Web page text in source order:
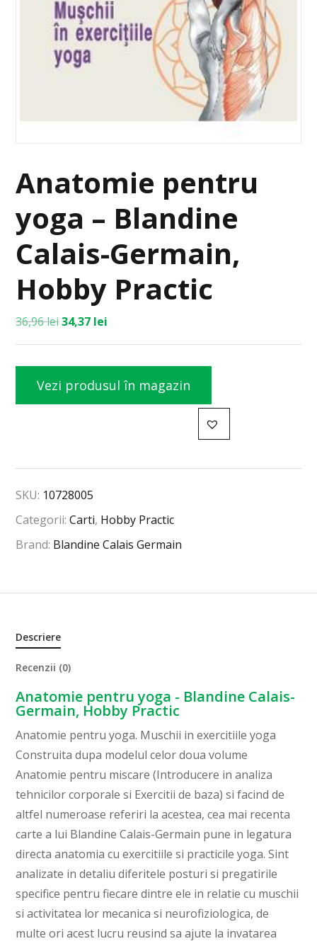
Anatomie pentru
yoga – Blandine
Calais-Germain,
Hobby Practic
36,96lei34,37 lei
Vezi produsul în magazin
SKU: 10728005
Categorii:Carti, Hobby Practic
Brand: Blandine Calais Germain
Descriere
Recenzii (0)
Anatomie pentru yoga - Blandine Calais-
Germain, Hobby Practic
Anatomie pentru yoga. Muschii in exercitiile yoga
Construita dupa modelul celor doua volume
Anatomie pentru miscare (Introducere in analiza
tehnicilor corporale si Exercitii de baza) si facind de
altfel numeroase referiri la acestea, cea mai recenta
carte a lui Blandine Calais-Germain pune in legatura
directa anatomia cu exercitiile si practicile yoga. Sint
analizate in detaliu diferitele posturi si pregatirile
specifice pentru fiecare dintre ele in relatie cu muschii
si activitatea lor mecanica si neurofiziologica, de
multe ori acest lucru reusind sa ajute la invatarea